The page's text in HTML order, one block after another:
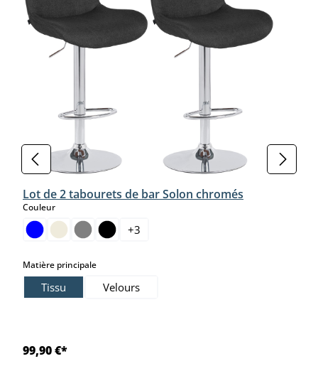
Lot de 2 tabourets de bar Solon chromés
Couleurselect
+3
Matière principaleselect
Tissu Velours
99,90 €*